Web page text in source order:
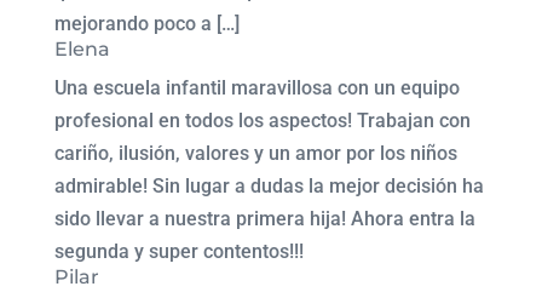
mejorando poco a […]
Elena
Una escuela infantil maravillosa con un equipo
profesional en todos los aspectos! Trabajan con
cariño, ilusión, valores y un amor por los niños
admirable! Sin lugar a dudas la mejor decisión ha
sido llevar a nuestra primera hija! Ahora entra la
segunda y super contentos!!!
Pilar